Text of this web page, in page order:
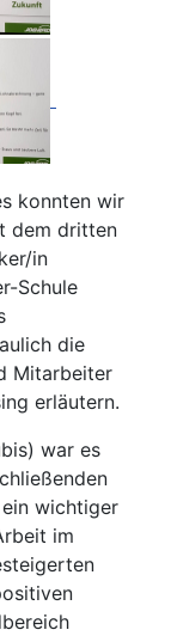
konnten wir
dem dritten
in
Schule
die
Mitarbeiter
erläutern.
war es
wichtiger
im